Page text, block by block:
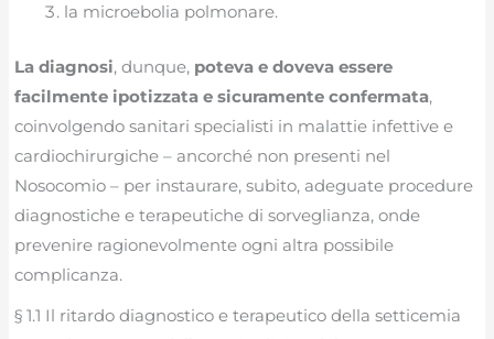
la microebolia polmonare.
La diagnosi, dunque, poteva e doveva essere
facilmente ipotizzata e sicuramente confermata,
coinvolgendo sanitari specialisti in malattie infettive e
cardiochirurgiche – ancorché non presenti nel
Nosocomio – per instaurare, subito, adeguate procedure
diagnostiche e terapeutiche di sorveglianza, onde
prevenire ragionevolmente ogni altra possibile
complicanza.
§ 1.1 Il ritardo diagnostico e terapeutico della setticemia